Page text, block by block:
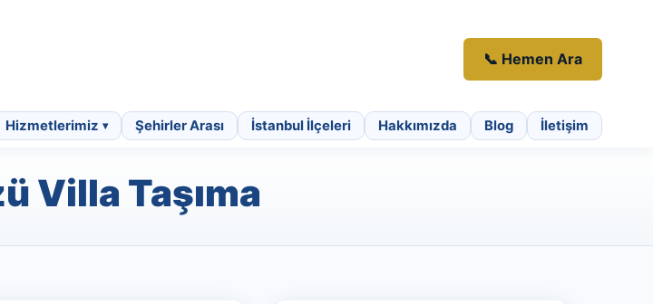
📞 Hemen Ara
Hizmetlerimiz Şehirler Arası İstanbul İlçeleri Hakkımızda Blog İletişim
Villa Taşıma